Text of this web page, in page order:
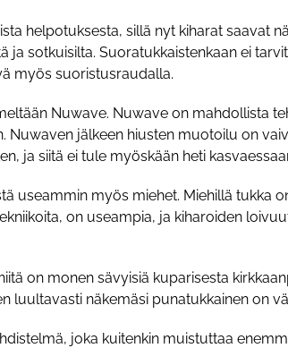
helpotuksesta, sillä nyt kiharat saavat
sotkuisilta. Suoratukkaistenkaan ei
myös suoristusraudalla.
Nuwave. Nuwave on mahdollista
Nuwaven jälkeen hiusten muotoilu on
ja siitä ei tule myöskään heti
useammin myös miehet. Miehillä tukka
on useampia, ja kiharoiden
on monen sävyisiä kuparisesta
luultavasti näkemäsi punatukkainen on
joka kuitenkin muistuttaa